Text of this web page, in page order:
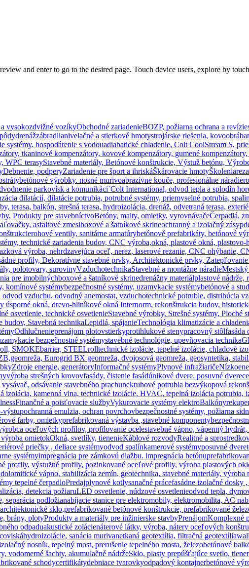
and enter to go to the desired page. Touch device users, explore by
vysokozdvižné vozíkyObchodné zariadenieBOZP, požiarna ochrana a revízie
drenážzábradlianivelačné a stierkové hmotystrojárske riešenia,
systémy. hospodárenie s vodouadiabatické chladenie, Colt CoolStream S,
tkaninové kompenzátory, kovové kompenzátory, gumené kompenzátory,
WPC terasyStavebné materiály, Betónové konštrukcie, Výstuž betónu,
Debnenie, podperyZariadenie pre šport a ihriskáŠkárovacie hmotyŠkolenia
betónové výrobky. nosné murivoabrazívne kouče, profesionálne náradie
parkovísk a komunikáci´Colt International, odvod tepla a splodín
dilatácií, dilatácie potrubia, potrubné systémy, priemyselné potrubia,
terasa, balkón, strešná terasa, hydroizolácia, drenáž, odvetraná terasa,
Produkty pre stavebníctvoBetóny, malty, omietky, vyrovnávačeČerpadlá,
asfaltové zmesiboxové a šatníkové skrineochranný a izolačný zásyp
rohové ventily, sanitárne armatúrybetónové prefabrikáty, betónové
technické zariadenia budov, CNC výroba,okná, plastové okná,
výroba, nehrdzavejúca oceľ, nerez, laserové rezanie, CNC ohýbanie,
profily, Dekoratívne stavebné prvky, Architektonické prvky,
polotovary, surovinyVzduchotechnikaStavebné a montážne náradie
pre imobilnýchboxové a šatníkové skrinedrenážny materiálplastové nádrže,
komínové systémybezpečnostné systémy, uzamykacie systémybetónové a
vzduchu, odvodný anemostat, vzduchotechnické potrubie, distribúcia
okná, drevo-hliníkové okná Internorm, rekonštrukcia budov,
osvetlenie, technické osvetlenieStavebné výrobky, Strešné systémy, Ploché
Stavebná technikaLepidlá, spájanieTechnológia klimatizácie a
Odhlučnenieprenájom plotovstierkyprotihlukové stenypracovný stôlfasáda
bezpečnostné systémystavebné technológie, upevňovacia technika
SMOKEbarrier, STEELrolltechnické izolácie, tepelné izolácie, chladové
geomreža, Eurogrid BX geomreža, dvojosová geomreža, geosyntetika,
Zdroje energie, generátoryInformačné systémyPlynové infražiariče
výroba strešných krovovfasády, čistenie fasádúnikové dvere. posuvné dvere
odsávanie stavebného prachunekruhové potrubia bezvýkopová
izolácia, kamenná vlna, technické izolácie, HVAC, tepelná izolácia
Finančné a poisťovacie službyVykurovacie systémy elektroBalkóny
výstupochranná emulzia, ochran povrchovbezpečnostné systémy, požiarna
farby, omietkyprefabrikovaná výstavba ,stavebné komponenty
oceľových profilov, profilovanie ocelestavebné vápno, vápenný
omietokOkná, svetlíky, tienenieKáblové rozvodyRealitné a
priečky , deliace systémyodvod spalínkamerové systémyposuvné dvere
systémyimpregnácia pre zámkovú dlažbu. impregnácia betónu
profily, výstužné profily, pozinkované oceľové profily, výroba plastových
vápno, stabilizácia zemín, geotechnika, stavebné materiály,
tepelné čerpadloPredajplynové kotlysanačné prácefasádne izolačné dosky
detekcia požiaruLED osvetlenie, núdzové osvetlenieodvod tepla,
separácia podložianabíjacie stanice pre elektromobily, elektromobilita, AC
sklo,prefabrikované betónové konštrukcie, prefabrikované
brány, plotyProdukty a materiály pre inžinierske stavbyPrenájomKomplexné
odpaduakustické zolácienáterové látky, výroba, nátery oceľových
hydroizolácie, sanácia murivanetkaná geotextília, filtračná geotextília
nosník, tepelný most, prerušenie tepelného mosta, železobetónové
vodomerné šachty, akumulačné nádržeSklo, plasty prepúšťajúce svetlo,
schodycertifikátydebniace tvarovkyodpadový kontajnerbetónové